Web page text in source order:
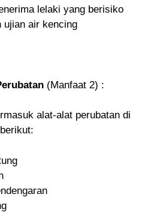
lelaki yang berisiko
ujian air kencing
(Manfaat 2) :
alat-alat perubatan di